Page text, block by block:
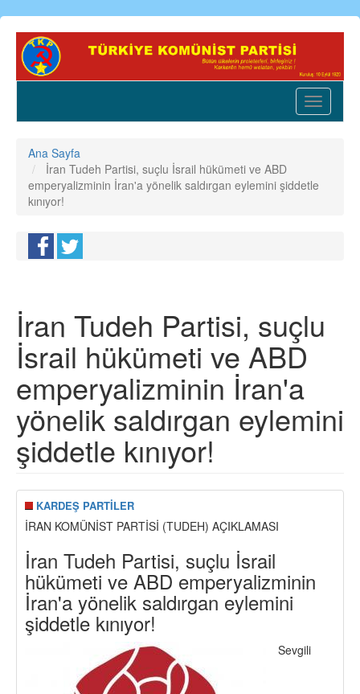
Ana
içeriğe
Toggle
Ana Sayfa
İran Tudeh Partisi, suçlu İsrail hükümeti ve ABD
emperyalizminin İran'a yönelik saldırgan eylemini şiddetle
kınıyor!
İran Tudeh Partisi, suçlu
İsrail hükümeti ve ABD
emperyalizminin İran'a
yönelik saldırgan eylemini
şiddetle kınıyor!
KARDEŞ PARTİLER
İRAN KOMÜNİST PARTİSİ (TUDEH) AÇIKLAMASI
İran Tudeh Partisi, suçlu İsrail
hükümeti ve ABD emperyalizminin
İran'a yönelik saldırgan eylemini
şiddetle kınıyor!
Sevgili